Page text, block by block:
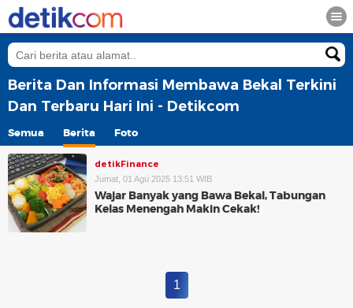
Berita Dan Informasi Membawa Bekal Terkini
Dan Terbaru Hari Ini - Detikcom
Semua Berita Foto
detikFinance
Jumat, 01 Agu 2025 13:51 WIB
Wajar Banyak yang Bawa Bekal, Tabungan
Kelas Menengah Makin Cekak!
1